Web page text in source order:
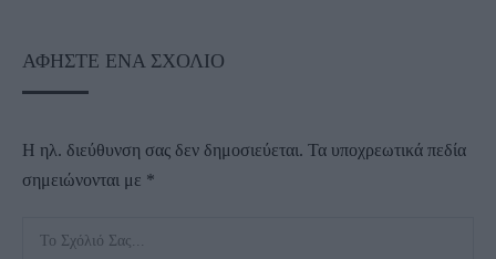
ΑΦΉΣΤΕ ΈΝΑ ΣΧΌΛΙΟ
Η ηλ. διεύθυνση σας δεν δημοσιεύεται. Τα υποχρεωτικά πεδία
σημειώνονται με *